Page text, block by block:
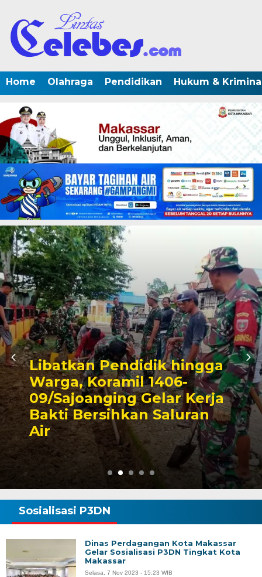
Home Olahraga Pendidikan Hukum &
hingga
Kerja
Triwulan II
Pendapatan
Capai 49
Rp130 Miliar
Sosialisasi P3DN
Dinas Perdagangan Kota Makassar
Gelar Sosialisasi P3DN Tingkat Kota
Makassar
Selasa, 7 Nov 2023 - 15:23 WIB